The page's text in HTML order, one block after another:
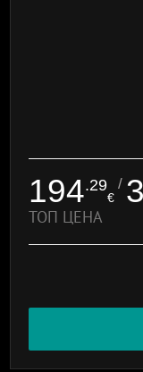
194.29
€
/
ТОП ЦЕНА